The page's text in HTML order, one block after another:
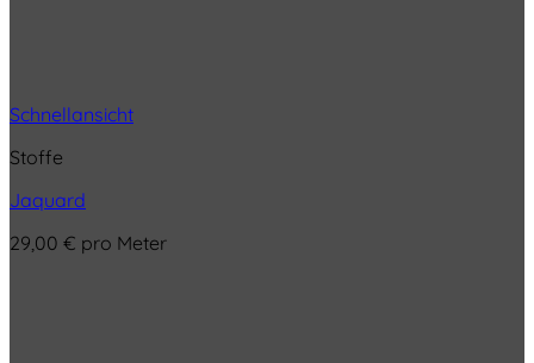
Schnellansicht
Stoffe
Jaquard
29,00 € pro Meter